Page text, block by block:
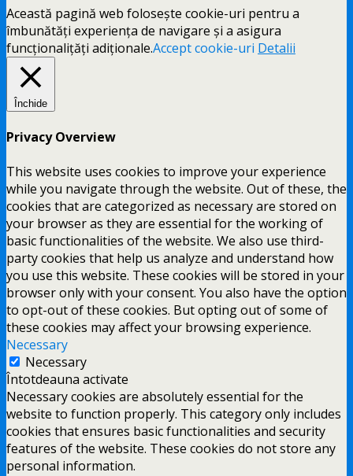
Această pagină web folosește cookie-uri pentru a
îmbunătăți experiența de navigare și a asigura
funcționalițăți adiționale.Accept cookie-uri Detalii
Închide
Privacy Overview
This website uses cookies to improve your experience
while you navigate through the website. Out of these, the
cookies that are categorized as necessary are stored on
your browser as they are essential for the working of
basic functionalities of the website. We also use third-
party cookies that help us analyze and understand how
you use this website. These cookies will be stored in your
browser only with your consent. You also have the option
to opt-out of these cookies. But opting out of some of
these cookies may affect your browsing experience.
Necessary
Necessary
Întotdeauna activate
Necessary cookies are absolutely essential for the
website to function properly. This category only includes
cookies that ensures basic functionalities and security
features of the website. These cookies do not store any
personal information.